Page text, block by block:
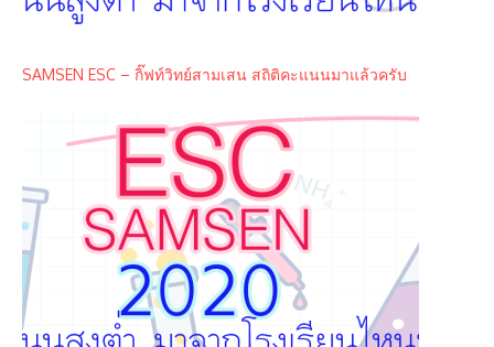
SAMSEN ESC – กิ๊ฟท์วิทย์สามเสน สถิติคะแนนมาแล้วครับ